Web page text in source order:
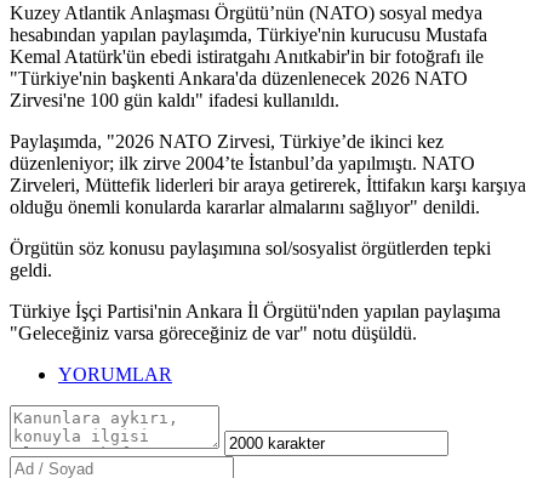
Kuzey Atlantik Anlaşması Örgütü’nün (NATO) sosyal medya
hesabından yapılan paylaşımda, Türkiye'nin kurucusu Mustafa
Kemal Atatürk'ün ebedi istiratgahı Anıtkabir'in bir fotoğrafı ile
"Türkiye'nin başkenti Ankara'da düzenlenecek 2026 NATO
Zirvesi'ne 100 gün kaldı" ifadesi kullanıldı.
Paylaşımda, "2026 NATO Zirvesi, Türkiye’de ikinci kez
düzenleniyor; ilk zirve 2004’te İstanbul’da yapılmıştı. NATO
Zirveleri, Müttefik liderleri bir araya getirerek, İttifakın karşı karşıya
olduğu önemli konularda kararlar almalarını sağlıyor" denildi.
Örgütün söz konusu paylaşımına sol/sosyalist örgütlerden tepki
geldi.
Türkiye İşçi Partisi'nin Ankara İl Örgütü'nden yapılan paylaşıma
"Geleceğiniz varsa göreceğiniz de var" notu düşüldü.
YORUMLAR